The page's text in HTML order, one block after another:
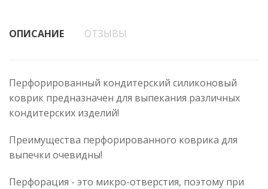
ОПИСАНИЕ ОТЗЫВЫ
Перфорированный кондитерский силиконовый
коврик предназначен для выпекания различных
кондитерских изделий!
Преимущества перфорированного коврика для
выпечки очевидны!
Перфорация - это микро-отверстия, поэтому при